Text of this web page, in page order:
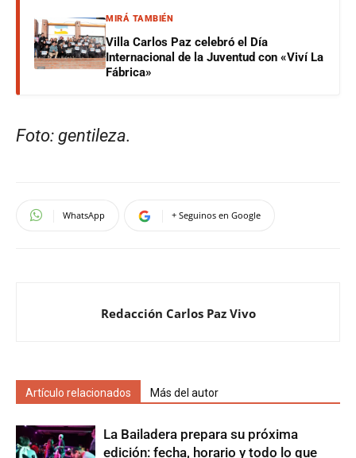
MIRÁ TAMBIÉN
Villa Carlos Paz celebró el Día
Internacional de la Juventud con «Viví La
Fábrica»
Foto: gentileza.
WhatsApp + Seguinos en Google
Redacción Carlos Paz Vivo
Artículo relacionados Más del autor
La Bailadera prepara su próxima
edición: fecha, horario y todo lo que